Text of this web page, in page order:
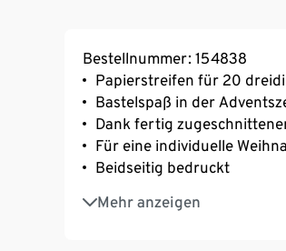
Bestellnummer: 154838
Papierstreifen für 20
Bastelspaß in der
Dank fertig
Für eine individuelle
Beidseitig bedruckt
Mehr anzeigen
80 Papierstreifen in 4
2 verschiedene Sterngrößen